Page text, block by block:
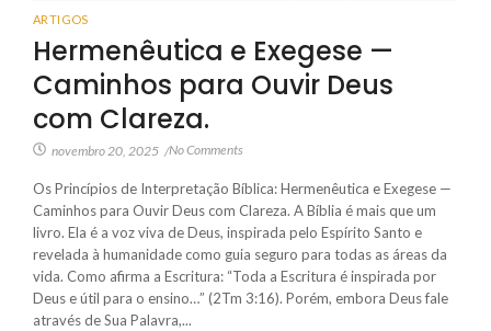
ARTIGOS
Hermenêutica e Exegese —
Caminhos para Ouvir Deus
com Clareza.
novembro 20, 2025 /No Comments
Os Princípios de Interpretação Bíblica: Hermenêutica e Exegese —
Caminhos para Ouvir Deus com Clareza. A Bíblia é mais que um
livro. Ela é a voz viva de Deus, inspirada pelo Espírito Santo e
revelada à humanidade como guia seguro para todas as áreas da
vida. Como afirma a Escritura: “Toda a Escritura é inspirada por
Deus e útil para o ensino…” (2Tm 3:16). Porém, embora Deus fale
através de Sua Palavra,...